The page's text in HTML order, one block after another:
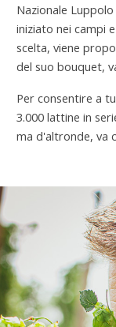
Nazionale
iniziato nei campi
scelta, viene
del suo bouquet,
Per consentire a
3.000 lattine in
ma d'altronde, va